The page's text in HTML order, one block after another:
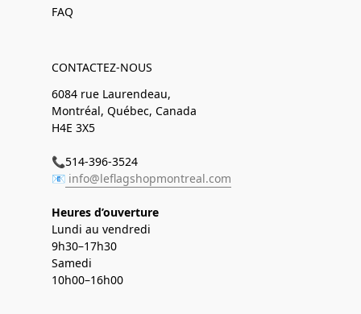
FAQ
CONTACTEZ-NOUS
6084 rue Laurendeau,
Montréal, Québec, Canada
H4E 3X5
📞514-396-3524
📧 info@leflagshopmontreal.com
Heures d’ouverture
Lundi au vendredi
9h30–17h30
Samedi
10h00–16h00